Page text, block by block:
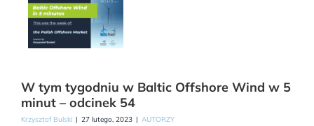
W tym tygodniu w Baltic Offshore Wind w 5
minut – odcinek 54
Krzysztof Bulski | 27 lutego, 2023 | AUTORZY